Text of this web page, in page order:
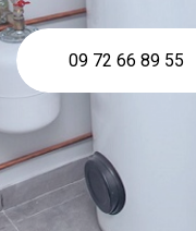
09 72 66 89 55